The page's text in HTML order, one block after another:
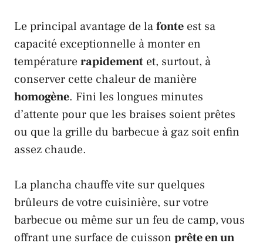
Le principal avantage de lafonte est sa
capacité exceptionnelle à monter en
températurerapidement et, surtout, à
conserver cette chaleur de manière
homogène. Fini les longues minutes
d’attente pour que les braises soient prêtes
ou que la grille du barbecue à gaz soit enfin
assez chaude.
La plancha chauffe vite sur quelques
brûleurs de votre cuisinière, sur votre
barbecue ou même sur un feu de camp, vous
offrant une surface de cuisson prête en un